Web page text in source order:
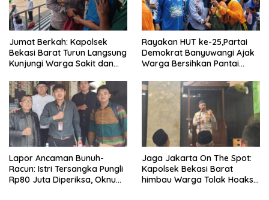
Jumat Berkah: Kapolsek
Bekasi Barat Turun Langsung
Kunjungi Warga Sakit dan
Rayakan HUT ke-25,Partai
Demokrat Banyuwangi Ajak
Warga Bersihkan Pantai
Lapor Ancaman Bunuh-
Racun: Istri Tersangka Pungli
Rp80 Juta Diperiksa, Oknum
Jaga Jakarta On The Spot:
Kapolsek Bekasi Barat
himbau Warga Tolak Hoaks